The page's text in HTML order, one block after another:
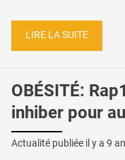
LIRE LA SUITE
OBÉSITÉ:
inhiber pour
Actualité publiée il y a 9